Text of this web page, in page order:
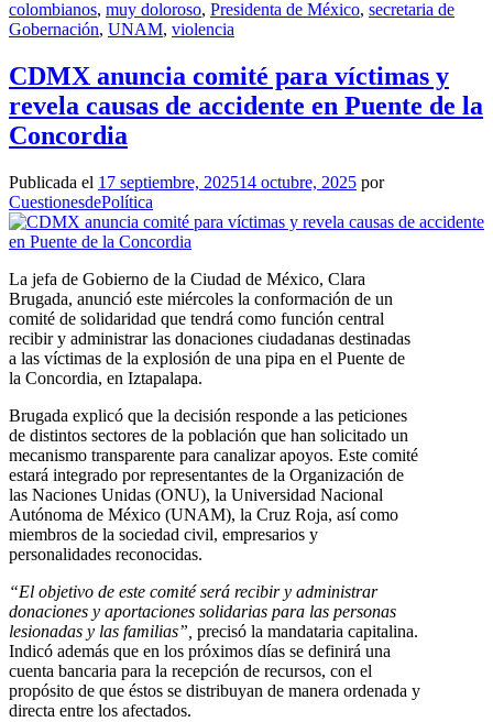
colombianos, muy doloroso, Presidenta de México, secretaria de
Gobernación, UNAM, violencia
CDMX anuncia comité para víctimas y
revela causas de accidente en Puente de la
Concordia
Publicada el 17 septiembre, 202514 octubre, 2025 por
CuestionesdePolítica
La jefa de Gobierno de la Ciudad de México, Clara
Brugada, anunció este miércoles la conformación de un
comité de solidaridad que tendrá como función central
recibir y administrar las donaciones ciudadanas destinadas
a las víctimas de la explosión de una pipa en el Puente de
la Concordia, en Iztapalapa.
Brugada explicó que la decisión responde a las peticiones
de distintos sectores de la población que han solicitado un
mecanismo transparente para canalizar apoyos. Este comité
estará integrado por representantes de la Organización de
las Naciones Unidas (ONU), la Universidad Nacional
Autónoma de México (UNAM), la Cruz Roja, así como
miembros de la sociedad civil, empresarios y
personalidades reconocidas.
“El objetivo de este comité será recibir y administrar
donaciones y aportaciones solidarias para las personas
lesionadas y las familias”, precisó la mandataria capitalina.
Indicó además que en los próximos días se definirá una
cuenta bancaria para la recepción de recursos, con el
propósito de que éstos se distribuyan de manera ordenada y
directa entre los afectados.